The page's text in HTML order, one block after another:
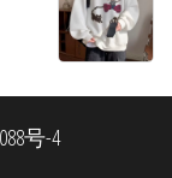
号-4